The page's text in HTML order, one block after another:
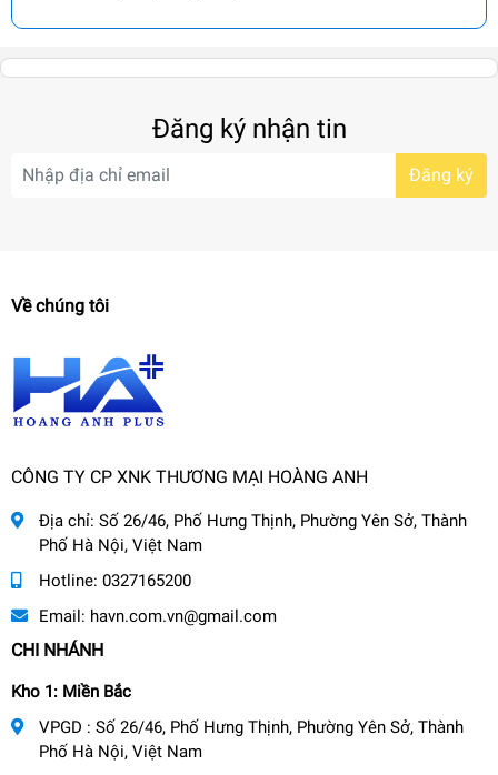
Đăng ký nhận tin
Đăng ký
Về chúng tôi
CÔNG TY CP XNK THƯƠNG MẠI HOÀNG ANH
Địa chỉ: Số 26/46, Phố Hưng Thịnh, Phường Yên Sở, Thành
Phố Hà Nội, Việt Nam
Hotline: 0327165200
Email: havn.com.vn@gmail.com
CHI NHÁNH
Kho 1: Miền Bắc
VPGD : Số 26/46, Phố Hưng Thịnh, Phường Yên Sở, Thành
Phố Hà Nội, Việt Nam